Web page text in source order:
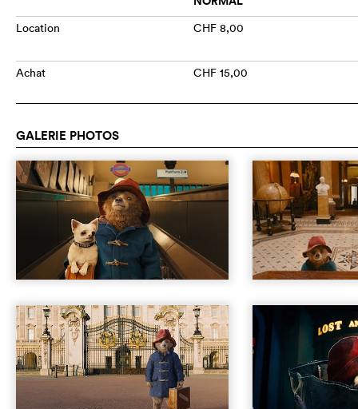
Location CHF 8,00
Achat CHF 15,00
GALERIE PHOTOS